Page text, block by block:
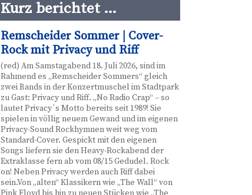
Kurz berichtet …
Remscheider Sommer | Cover-
Rock mit Privacy und Riff
(red) Am Samstagabend 18. Juli 2026, sind im
Rahmend es „Remscheider Sommers“ gleich
zwei Bands in der Konzertmuschel im Stadtpark
zu Gast: Privacy und Riff. „No Radio Crap“ – so
lautet Privacy´s Motto bereits seit 1989! Sie
spielen in völlig neuem Gewand und im eigenen
Privacy-Sound Rockhymnen weit weg vom
Standard-Cover. Gespickt mit den eigenen
Songs liefern sie den Heavy-Rockabend der
Extraklasse fern ab vom 08/15 Gedudel. Rock
on! Neben Privacy werden auch Riff dabei
sein.Von „alten“ Klassikern wie „The Wall“ von